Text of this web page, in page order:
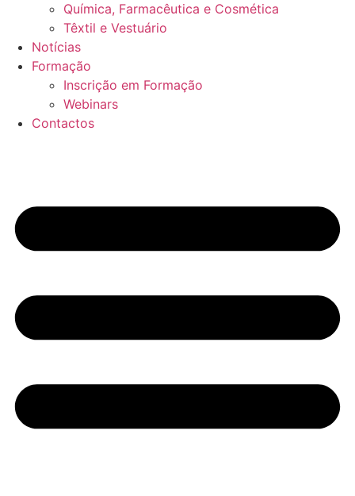
Química, Farmacêutica e Cosmética
Têxtil e Vestuário
Notícias
Formação
Inscrição em Formação
Webinars
Contactos